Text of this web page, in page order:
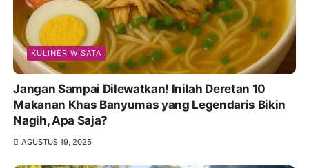
KULINER WISATA
Jangan Sampai Dilewatkan! Inilah Deretan 10
Makanan Khas Banyumas yang Legendaris Bikin
Nagih, Apa Saja?
AGUSTUS 19, 2025